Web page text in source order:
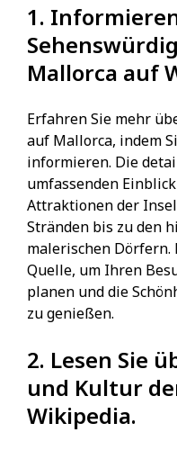
1.
Mallorca auf
Erfahren Sie mehr
auf Mallorca, indem
informieren. Die
umfassenden
Attraktionen der
Stränden bis zu den
malerischen
Quelle, um Ihren
planen und die
zu genießen.
2. Lesen Sie
und Kultur
Wikipedia.